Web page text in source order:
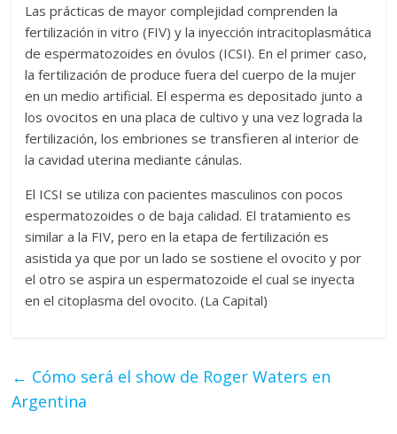
Las prácticas de mayor complejidad comprenden la
fertilización in vitro (FIV) y la inyección intracitoplasmática
de espermatozoides en óvulos (ICSI). En el primer caso,
la fertilización de produce fuera del cuerpo de la mujer
en un medio artificial. El esperma es depositado junto a
los ovocitos en una placa de cultivo y una vez lograda la
fertilización, los embriones se transfieren al interior de
la cavidad uterina mediante cánulas.
El ICSI se utiliza con pacientes masculinos con pocos
espermatozoides o de baja calidad. El tratamiento es
similar a la FIV, pero en la etapa de fertilización es
asistida ya que por un lado se sostiene el ovocito y por
el otro se aspira un espermatozoide el cual se inyecta
en el citoplasma del ovocito. (La Capital)
← Cómo será el show de Roger Waters en
Argentina